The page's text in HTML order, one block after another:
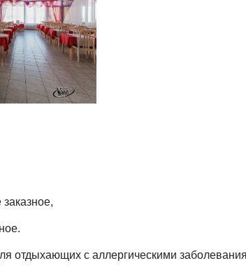
отдыхающих с аллергическими